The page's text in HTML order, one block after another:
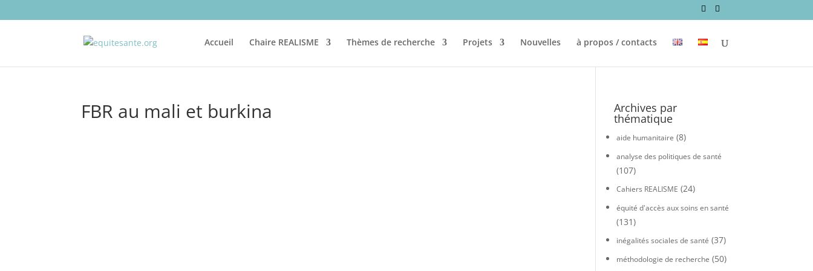
Accueil Chaire REALISME Thèmes de recherche Projets Nouvelles à propos / contacts
FBR au mali et burkina Archives par
thématique
aide humanitaire (8)
analyse des politiques de santé
(107)
Cahiers REALISME (24)
équité d'accès aux soins en santé
(131)
inégalités sociales de santé (37)
méthodologie de recherche (50)